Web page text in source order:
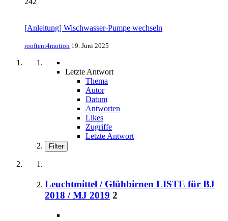
[Anleitung] Wischwasser-Pumpe wechseln
rooftent4motion 19. Juni 2025
Letzte Antwort
Thema
Autor
Datum
Antworten
Likes
Zugriffe
Letzte Antwort
Filter
Leuchtmittel / Glühbirnen LISTE für BJ
2018 / MJ 2019 2